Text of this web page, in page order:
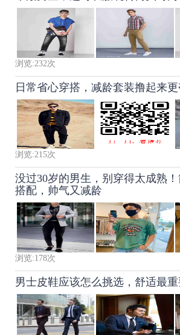
浏览:232次
日常省心穿搭，减龄套装撸起来
浏览:215次
没过30岁的男生，别穿得太成熟
搭配，帅气又减龄
浏览:178次
男士皮鞋应该怎么挑选，舒适最